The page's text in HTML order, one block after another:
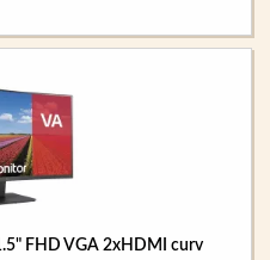
FHD VGA 2xHDMI curv